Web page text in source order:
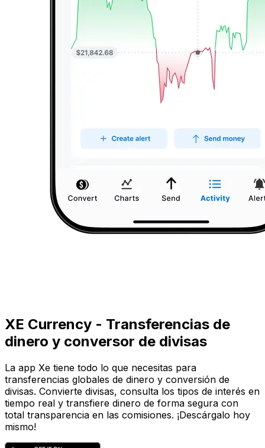
XE Currency - Transferencias de
dinero y conversor de divisas
La app Xe tiene todo lo que necesitas para
transferencias globales de dinero y conversión de
divisas. Convierte divisas, consulta los tipos de interés en
tiempo real y transfiere dinero de forma segura con
total transparencia en las comisiones. ¡Descárgalo hoy
mismo!